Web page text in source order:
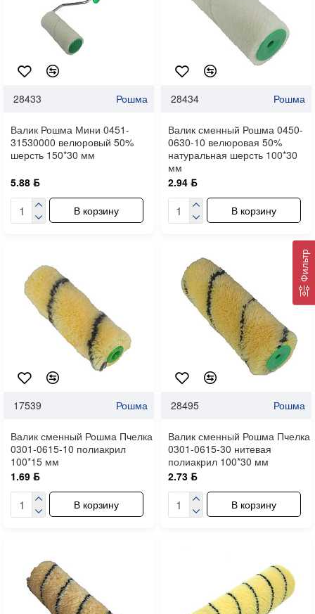
28433 Рошма
Валик Рошма Мини 0451-
31530000 велюровый 50%
шерсть 150*30 мм
5.88 ƃ
В корзину
28434 Рошма
Валик сменный Рошма 0450-
0630-10 велюровая 50%
натуральная шерсть 100*30
мм
2.94 ƃ
В корзину
17539 Рошма
Валик сменный Рошма Пчелка
0301-0615-10 полиакрил
100*15 мм
1.69 ƃ
В корзину
28495 Рошма
Валик сменный Рошма Пчелка
0301-0615-30 нитевая
полиакрил 100*30 мм
2.73 ƃ
В корзину
Фильтр